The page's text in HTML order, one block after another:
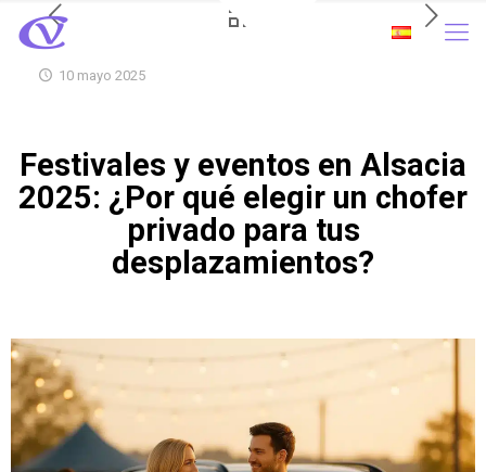
10 mayo 2025
Festivales y eventos en Alsacia
2025: ¿Por qué elegir un chofer
privado para tus
desplazamientos?